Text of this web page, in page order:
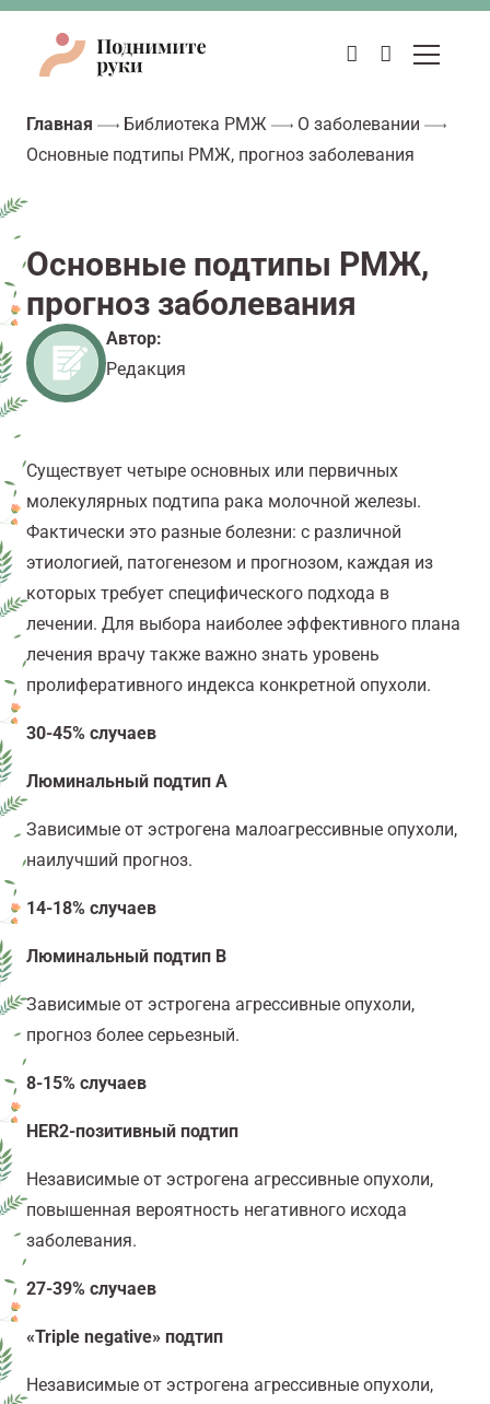
Главная Библиотека РМЖ
О заболевании
Основные подтипы РМЖ, прогноз заболевания
Основные подтипы РМЖ,
прогноз заболевания
Автор:
Редакция
Существует четыре основных или первичных
молекулярных подтипа рака молочной железы.
Фактически это разные болезни: с различной
этиологией, патогенезом и прогнозом, каждая из
которых требует специфического подхода в
лечении. Для выбора наиболее эффективного плана
лечения врачу также важно знать уровень
пролиферативного индекса конкретной опухоли.
30-45% случаев
Люминальный подтип A
Зависимые от эстрогена малоагрессивные опухоли,
наилучший прогноз.
14-18% случаев
Люминальный подтип B
Зависимые от эстрогена агрессивные опухоли,
прогноз более серьезный.
8-15% случаев
HER2-позитивный подтип
Независимые от эстрогена агрессивные опухоли,
повышенная вероятность негативного исхода
заболевания.
27-39% случаев
«Triple negative» подтип
Независимые от эстрогена агрессивные опухоли,